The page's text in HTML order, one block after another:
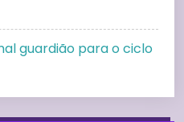
guardião para o ciclo